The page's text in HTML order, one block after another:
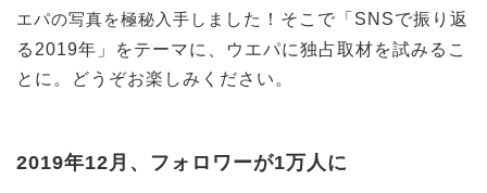
エパの写真を極秘入手しま した！そこで「SNSで振り返
る2019年」をテーマに、ウエパに独占取材を試みるこ
とに。どうぞお楽しみください。
2019年12月、フォロワーが1万人に